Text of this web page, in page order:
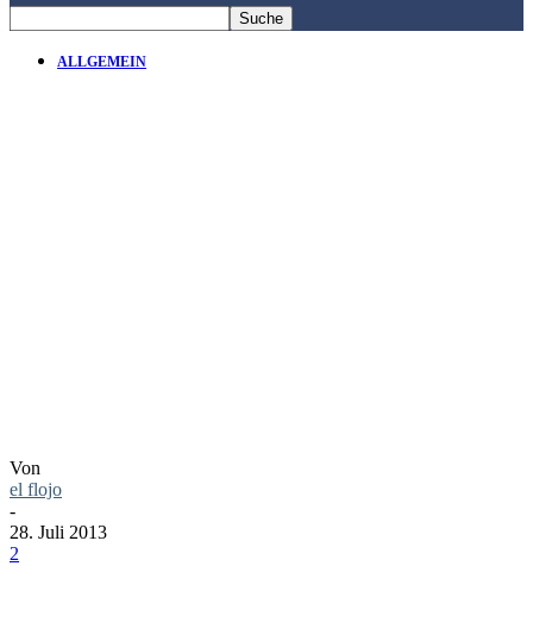
ALLGEMEIN
Von
el flojo
-
28. Juli 2013
2